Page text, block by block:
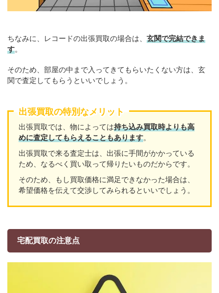
ちなみに、レコードの出張買取の場合は、 玄関で完結できま
す。
そのため、部屋の中まで入ってきてもらいたくない方は、玄
関で査定してもらうといいでしょう。
出張買取の特別なメリット
出張買取では、物によっては持ち込み買取時よりも高
めに査定してもらえることもあります。
出張買取で来る査定士は、出張に手間がかかっている
ため、なるべく買い取って帰りたいものだからです。
そのため、もし買取価格に満足できなかった場合は、
希望価格を伝えて交渉してみられるといいでしょう。
宅配買取の注意点